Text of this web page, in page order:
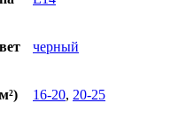
черный
16-20, 20-25